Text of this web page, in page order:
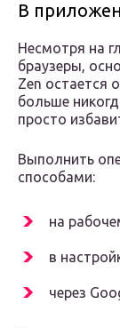
В
Несмотря на
браузеры,
Zen остается
больше
просто
Выполнить
способами:
на
в
через